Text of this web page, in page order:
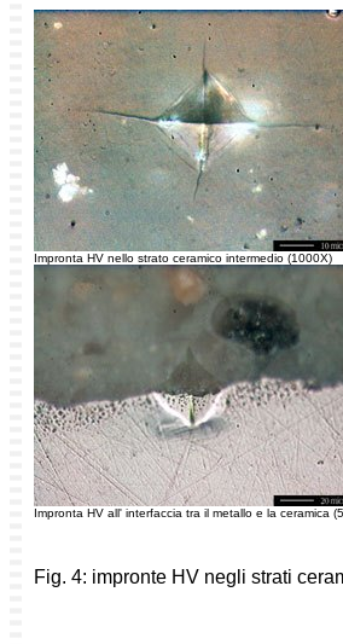
Impronta HV nello strato ceramico intermedio (1000X)
Impronta HV all' interfaccia tra il metallo e la ceramica
Fig. 4: impronte HV negli strati